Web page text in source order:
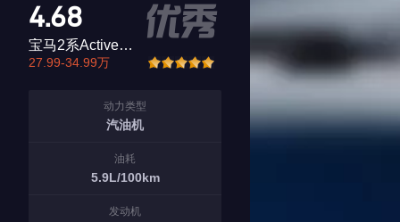
4.68
宝马2系Active Tourer
27.99-34.99万
动力类型
汽油机
油耗
5.9L/100km
发动机